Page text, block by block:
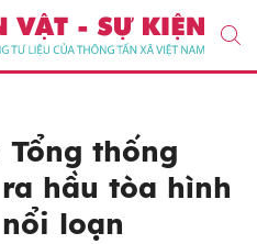
Tổng thống
hầu tòa hình
loạn